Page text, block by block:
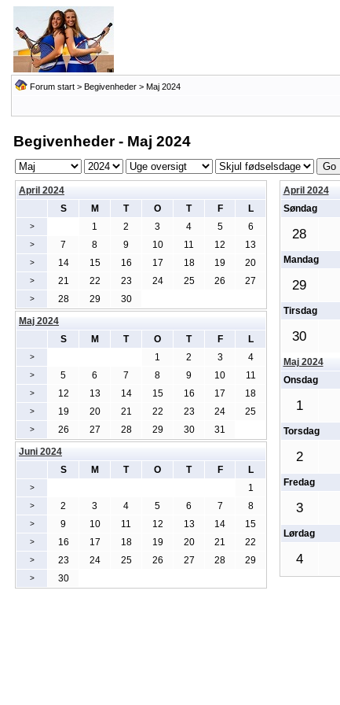
Forum start> Begivenheder> Maj 2024
Begivenheder - Maj 2024
April 2024
S
M T O T F L
> 1 2 3 4 5 6
> 7 8 9 10 11 12 13
> 14 15 16 17 18 19 20
> 21 22 23 24 25 26 27
> 28 29 30
April 2024
Søndag
28
Mandag
29
Tirsdag
30
Maj 2024
Onsdag
1
Torsdag
2
Fredag
3
Lørdag
4
Maj 2024
S
M T O T F L
> 1 2 3 4
> 5 6 7 8 9 10 11
> 12 13 14 15 16 17 18
> 19 20 21 22 23 24 25
> 26 27 28 29 30
31
Juni 2024
S
M T O T F L
> 1
> 2 3 4 5 6 7 8
> 9 10 11 12 13 14 15
> 16 17 18 19 20 21 22
> 23 24 25 26 27 28 29
> 30